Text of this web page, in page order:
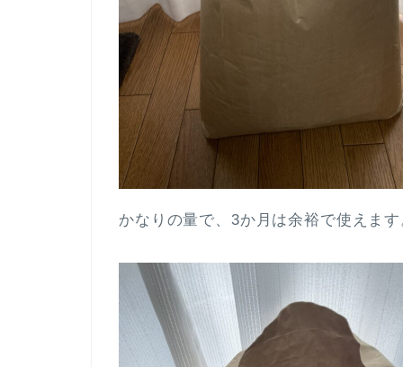
かなりの量で、3か月は余裕で使えま